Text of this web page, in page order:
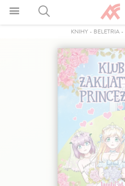
KNIHY - BELETRIA -